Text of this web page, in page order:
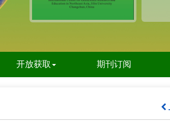
开放获取 期刊订阅